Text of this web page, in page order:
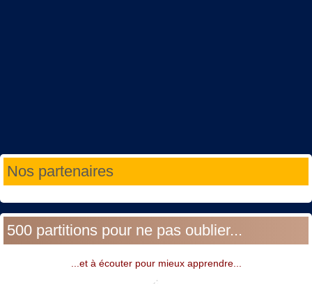
Nos partenaires
500 partitions pour ne pas oublier...
...et à écouter pour mieux apprendre...
Année
précédente
Mois
précédent
Année
suivante
Mois
suivant